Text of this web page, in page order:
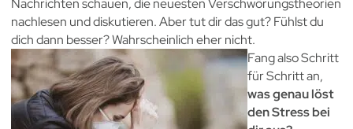
Nachrichten schauen, die neuesten Verschwörungstheorien
nachlesen und diskutieren. Aber tut dir das gut? Fühlst du
dich dann besser? Wahrscheinlich eher nicht.
Fang also Schritt
für Schritt an,
was genau löst
den Stress bei